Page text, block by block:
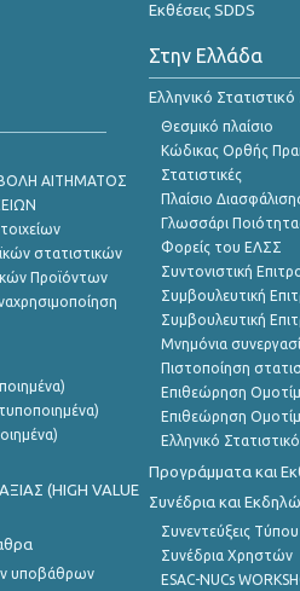
ΑΙΤΗΜΑΤΟΣ
στατιστικών
Προϊόντων
(HIGH VALUE
υποβάθρων
Εκθέσεις SDDS
Στην Ελλάδα
Ελληνικό
Θεσμικό πλαίσιο
Κώδικας Ορθής
Στατιστικές
Πλαίσιο
Γλωσσάρι
Φορείς του ΕΛΣΣ
Συντονιστική
Συμβουλευτική
Συμβουλευτική
Μνημόνια
Πιστοποίηση
Επιθεώρηση
Επιθεώρηση
Ελληνικό
Προγράμματα και
Συνέδρια και
Συνεντεύξεις Τύπου
Συνέδρια Χρηστών
ESAC-NUCs